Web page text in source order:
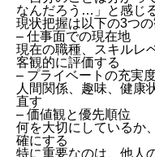
なんだろう…」と感じ
現状把握は以下の3つ
– 仕事面での現在地
現在の職種、スキルレ
客観的に評価する
– プライベートの充実
人間関係、趣味、健康
直す
– 価値観と優先順位
何を大切にしているか
確にする
特に重要なのは、他人
20代女性の人生設計
理想の未来を自由
現状をしっかり把握
理想と現実のギャ
成功するための人生
他人と自分を比較
自分の強みを活かす
自分に制限をかけ